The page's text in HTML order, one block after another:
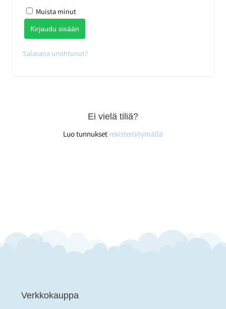
Muista minut
Kirjaudu sisään
Salasana unohtunut?
Ei vielä tiliä?
Luo tunnukset rekisteröitymällä
Verkkokauppa